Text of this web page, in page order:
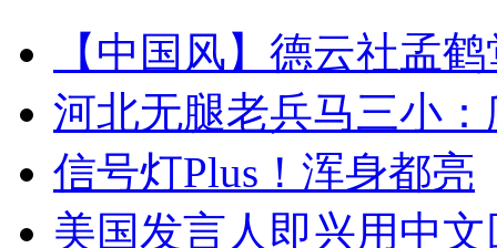
【中国风】德云社孟
河北无腿老兵马三小
信号灯Plus！浑身都亮
美国发言人即兴用中